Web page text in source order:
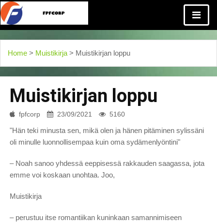
Home > Muistikirja > Muistikirjan loppu
Muistikirjan loppu
fpfcorp 23/09/2021 5160
"Hän teki minusta sen, mikä olen ja hänen pitäminen sylissäni
oli minulle luonnollisempaa kuin oma sydämenlyöntini"
– Noah sanoo yhdessä eeppisessä rakkauden saagassa, jota
emme voi koskaan unohtaa. Joo,
Muistikirja
– perustuu itse romantiikan kuninkaan samannimiseen